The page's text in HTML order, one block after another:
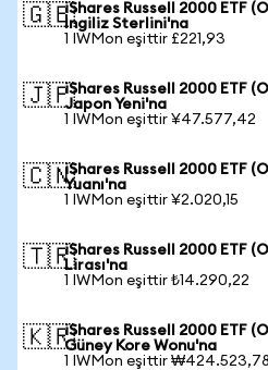
🇬🇧iShares Russell 2000 ETF
İngiliz Sterlini'na
1 IWMon eşittir £221,93
🇯🇵iShares Russell 2000 ETF
Japon Yeni'na
1 IWMon eşittir ¥47.577,42
🇨🇳iShares Russell 2000 ETF
Yuanı'na
1 IWMon eşittir ¥2.020,15
🇹🇷iShares Russell 2000 ETF
Lirası'na
1 IWMon eşittir ₺14.290,22
🇰🇷iShares Russell 2000 ETF
Güney Kore Wonu'na
1 IWMon eşittir ₩424.523,78